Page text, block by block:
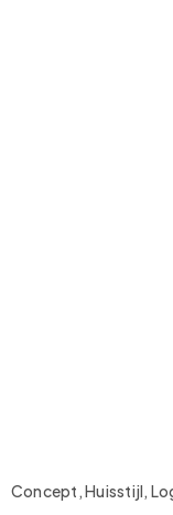
Concept, Huisstijl,